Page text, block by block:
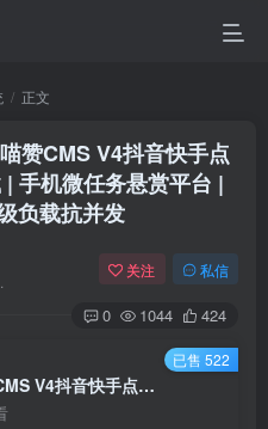
正文
赞CMS V4抖音快手点
手机微任务悬赏平台 |
负载抗并发
关注 私信
0 1044 424
【卓创源码网爆款推荐】喵赞CMS V4抖音快手点赞任务系统PHP源码下载 | 手机微任务悬赏平台 | 站长轻松赚钱利器 | 千万级负载抗并发
已售 522